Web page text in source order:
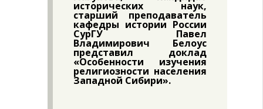
исторических наук,
старший преподаватель
кафедры истории России
СурГУ Павел
Владимирович Белоус
представил доклад
«Особенности изучения
религиозности населения
Западной Сибири».